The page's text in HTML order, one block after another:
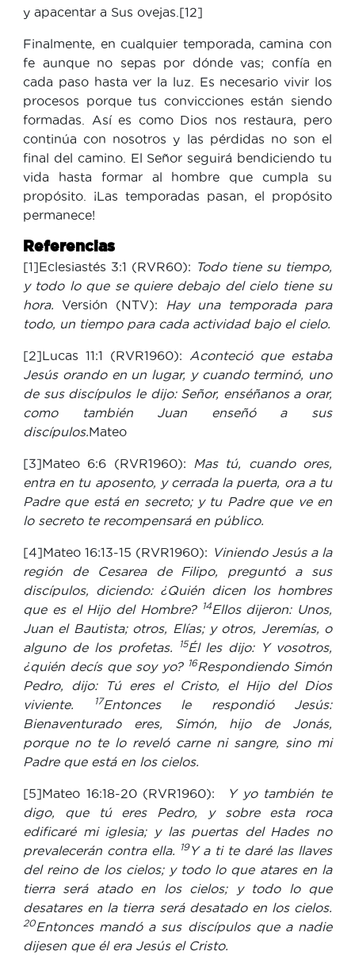
y apacentar a Sus ovejas.[12]
Finalmente, en cualquier temporada, camina con
fe aunque no sepas por dónde vas; confía en
cada paso hasta ver la luz. Es necesario vivir los
procesos porque tus convicciones están siendo
formadas. Así es como Dios nos restaura, pero
continúa con nosotros y las pérdidas no son el
final del camino. El Señor seguirá bendiciendo tu
vida hasta formar al hombre que cumpla su
propósito. ¡Las temporadas pasan, el propósito
permanece!
Referencias
[1]Eclesiastés 3:1 (RVR60): Todo tiene su tiempo,
y todo lo que se quiere debajo del cielo tiene su
hora. Versión (NTV):
Hay una temporada para
todo, un tiempo para cada actividad bajo el cielo.
[2]Lucas 11:1 (RVR1960): Aconteció que estaba
Jesús orando en un lugar, y cuando terminó, uno
de sus discípulos le dijo: Señor, enséñanos a orar,
como también Juan enseñó a sus
discípulos.Mateo
[3]Mateo 6:6 (RVR1960):
Mas tú, cuando ores,
entra en tu aposento, y cerrada la puerta, ora a tu
Padre que está en secreto; y tu Padre que ve en
lo secreto te recompensará en público.
[4]Mateo 16:13-15 (RVR1960): Viniendo Jesús a la
región de Cesarea de Filipo, preguntó a sus
discípulos, diciendo: ¿Quién dicen los hombres
que es el Hijo del Hombre?
14Ellos dijeron: Unos,
Juan el Bautista; otros, Elías; y otros, Jeremías, o
alguno de los profetas.
15Él les dijo: Y vosotros,
¿quién decís que soy yo? 16Respondiendo Simón
Pedro, dijo: Tú eres el Cristo, el Hijo del Dios
viviente.
17Entonces le respondió Jesús:
Bienaventurado eres, Simón, hijo de Jonás,
porque no te lo reveló carne ni sangre, sino mi
Padre que está en los cielos.
[5]Mateo 16:18-20 (RVR1960):
Y yo también te
digo, que tú eres Pedro, y sobre esta roca
edificaré mi iglesia; y las puertas del Hades no
prevalecerán contra ella.
19Y a ti te daré las llaves
del reino de los cielos; y todo lo que atares en la
tierra será atado en los cielos; y todo lo que
desatares en la tierra será desatado en los cielos.
20Entonces mandó a sus discípulos que a nadie
dijesen que él era Jesús el Cristo.